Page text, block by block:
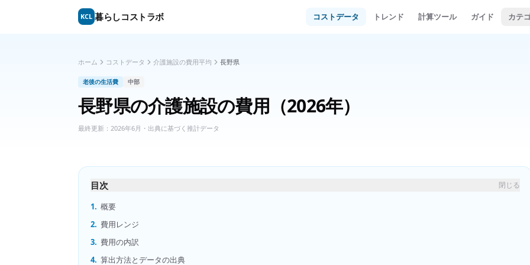
KCL 暮らしコストラボ コストデータ トレンド 計算ツール ガイド カテ
ホーム コストデータ 介護施設の費用平均 長野県
老後の生活費 中部
長野県の介護施設の費用 （2026年）
最終更新： 2026年6月 ・出典に基づく推計データ
目次 閉じる
1. 概要
2. 費用レンジ
3. 費用の内訳
4. 算出方法とデータの出典